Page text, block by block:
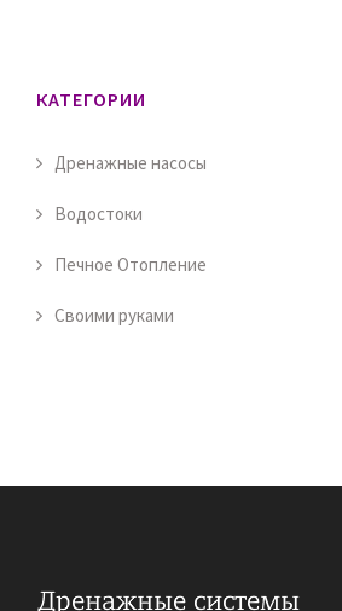
КАТЕГОРИИ
Дренажные насосы
Водостоки
Печное Отопление
Своими руками